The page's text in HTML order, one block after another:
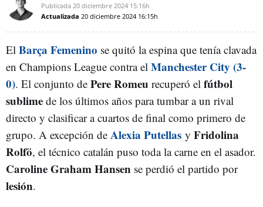
Publicada 20 diciembre 2024 15:16h
Actualizada 20 diciembre 2024 16:15h
El Barça Femenino se quitó la espina que tenía clavada
en Champions League contra el Manchester City (3-
0). El conjunto de Pere Romeu recuperó el fútbol
sublime de los últimos años para tumbar a un rival
directo y clasificar a cuartos de final como primero de
grupo. A excepción de Alexia Putellas y Fridolina
Rolfö, el técnico catalán puso toda la carne en el asador.
Caroline Graham Hansen se perdió el partido por
lesión.